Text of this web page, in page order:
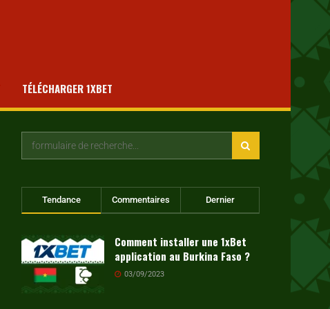
TÉLÉCHARGER 1XBET
Tendance Commentaires Dernier
Comment installer une 1xBet
application au Burkina Faso ?
03/09/2023